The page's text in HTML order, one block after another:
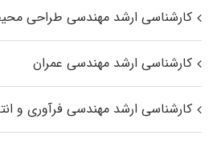
کارشناسی ارشد مهندسی طراحی
کارشناسی ارشد مهندسی عمران
کارشناسی ارشد مهندسی فرآوری و